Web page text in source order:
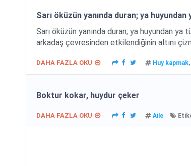
Sarı öküzün yanında duran; ya
Sarı öküzün yanında duran; ya huyundan
arkadaş çevresinden etkilendiğinin altını
DAHA FAZLA OKU Huy kapmak,
Boktur kokar, huydur çeker
DAHA FAZLA OKU Aile